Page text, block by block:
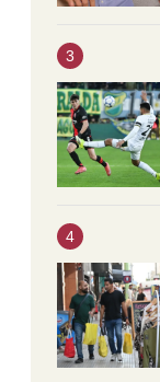
3
4